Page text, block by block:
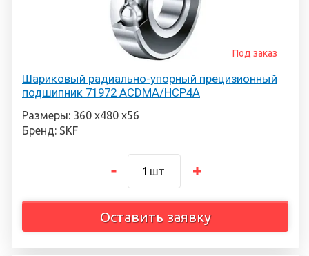
Шариковый радиально-упорный прецизионный
подшипник 71972 ACDMA/HCP4A
Под заказ
Размеры: 360 х480 х56
Бренд: SKF
шт
Оставить заявку